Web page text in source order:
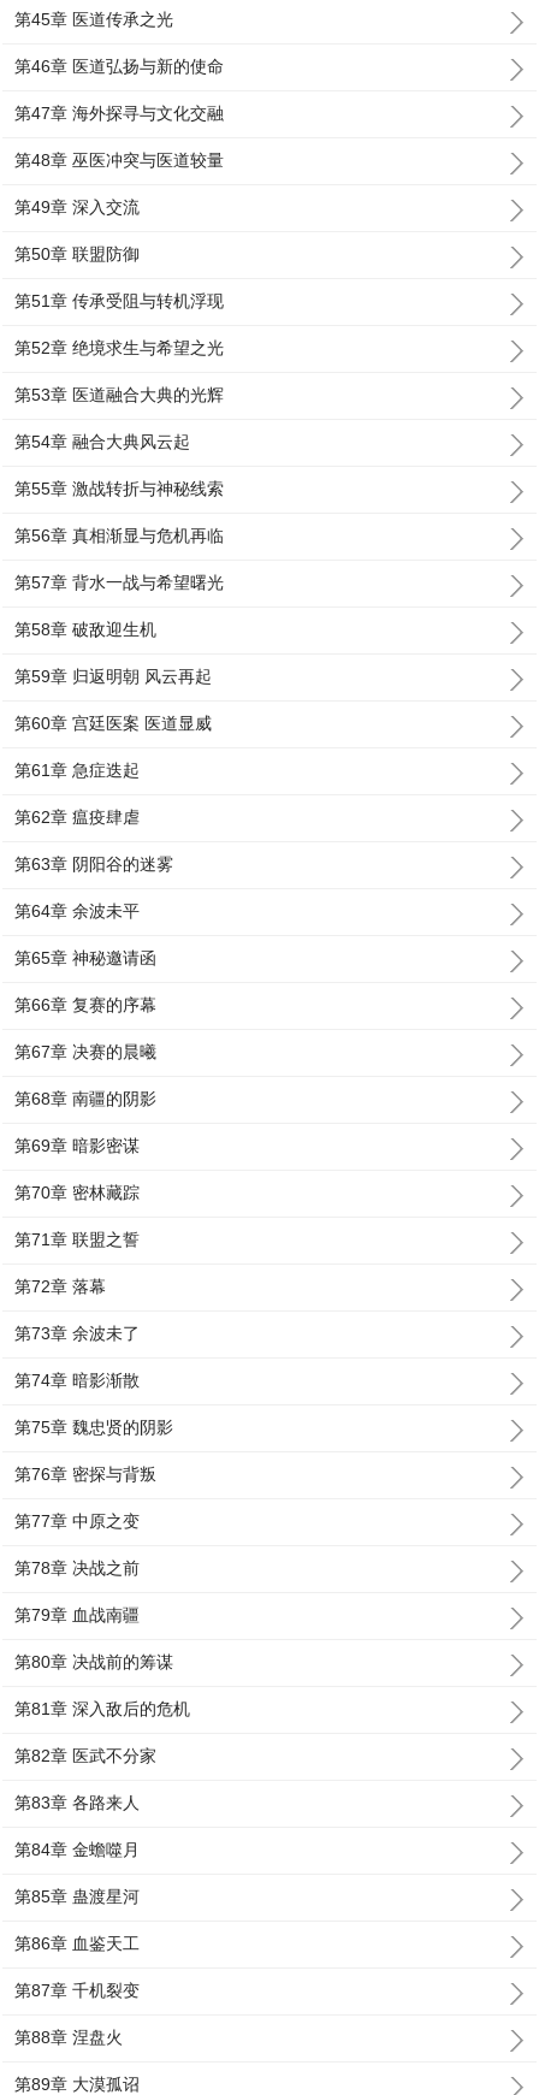
第45章 医道传承之光
第46章 医道弘扬与新的使命
第47章 海外探寻与文化交融
第48章 巫医冲突与医道较量
第49章 深入交流
第50章 联盟防御
第51章 传承受阻与转机浮现
第52章 绝境求生与希望之光
第53章 医道融合大典的光辉
第54章 融合大典风云起
第55章 激战转折与神秘线索
第56章 真相渐显与危机再临
第57章 背水一战与希望曙光
第58章 破敌迎生机
第59章 归返明朝 风云再起
第60章 宫廷医案 医道显威
第61章 急症迭起
第62章 瘟疫肆虐
第63章 阴阳谷的迷雾
第64章 余波未平
第65章 神秘邀请函
第66章 复赛的序幕
第67章 决赛的晨曦
第68章 南疆的阴影
第69章 暗影密谋
第70章 密林藏踪
第71章 联盟之誓
第72章 落幕
第73章 余波未了
第74章 暗影渐散
第75章 魏忠贤的阴影
第76章 密探与背叛
第77章 中原之变
第78章 决战之前
第79章 血战南疆
第80章 决战前的筹谋
第81章 深入敌后的危机
第82章 医武不分家
第83章 各路来人
第84章 金蟾噬月
第85章 蛊渡星河
第86章 血鉴天工
第87章 千机裂变
第88章 涅盘火
第89章 大漠孤诏